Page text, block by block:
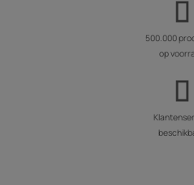
500.000
op